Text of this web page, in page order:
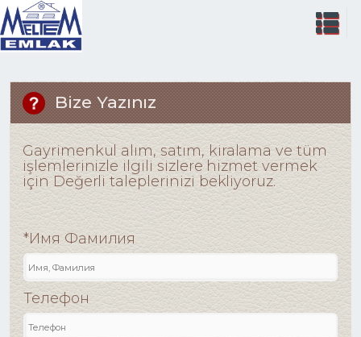
Bize Yazınız
Gayrimenkul alım, satım, kiralama ve tüm
işlemlerinizle ilgili sizlere hizmet vermek
için Değerli taleplerinizi bekliyoruz.
*Имя Фамилия
Телефон